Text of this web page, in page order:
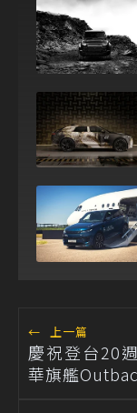
← 上一篇
慶祝登台20
華旗艦